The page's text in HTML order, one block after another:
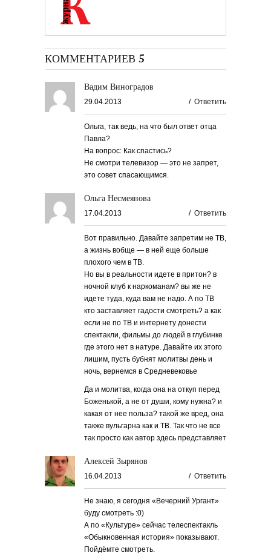
КОММЕНТАРИЕВ 5
Вадим Виноградов
29.04.2013 / Ответить
Ольга, так ведь, на что был ответ отца
Павла?
На вопрос: Как спастись?
Не смотри телевизор — это не запрет,
это совет спасающимся.
Ольга Несмеянова
17.04.2013 / Ответить
Вот правильно. Давайте запретим не ТВ,
а жизнь вобще — в ней еще больше
плохого чем в ТВ.
Но вы в реальности идете в притон? в
ночной клуб к наркоманам? вы же не
идете туда, куда вам не надо. А по ТВ
кто заставляет гадости смотреть? а как
если не по ТВ и интернету донести
спектакли, фильмы до людей в глубинке
где этого нет в натуре. Давайте их этого
лишим, пусть бубнят молитвы день и
ночь, вернемся в Средневековье
Да и молитва, когда она на откуп перед
Боженькой, а не от души, кому нужна? и
какая от нее польза? такой же вред, она
также вульгарна как и ТВ. Так что не все
так просто как автор здесь представляет
Алексей Зырянов
16.04.2013 / Ответить
Не знаю, я сегодня «Вечерний Ургант»
буду смотреть :0)
А по «Культуре» сейчас телеспектакль
«Обыкновенная история» показывают.
Пойдёмте смотреть.